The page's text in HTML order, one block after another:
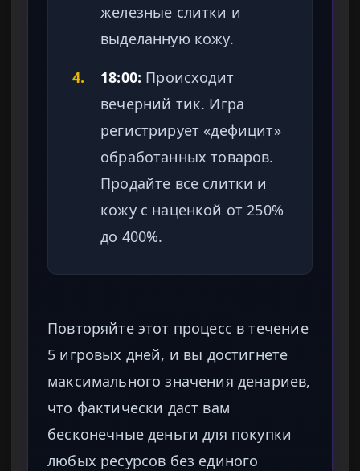
железные слитки и
выделанную кожу.
4.
18:00: Происходит
вечерний тик. Игра
регистрирует «дефицит»
обработанных товаров.
Продайте все слитки и
кожу с наценкой от 250%
до 400%.
Повторяйте этот процесс в течение
5 игровых дней, и вы достигнете
максимального значения денариев,
что фактически даст вам
бесконечные деньги для покупки
любых ресурсов без единого